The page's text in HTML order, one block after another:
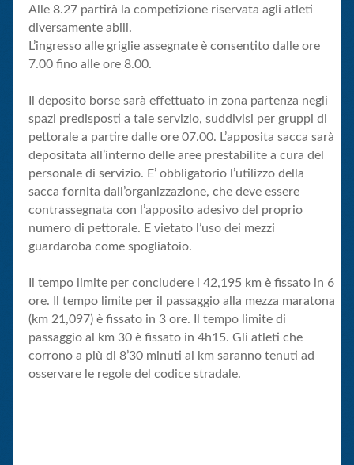
Alle 8.27 partirà la competizione riservata agli atleti
diversamente abili.
L’ingresso alle griglie assegnate è consentito dalle ore
7.00 fino alle ore 8.00.
Il deposito borse sarà effettuato in zona partenza negli
spazi predisposti a tale servizio, suddivisi per gruppi di
pettorale a partire dalle ore 07.00. L’apposita sacca sarà
depositata all’interno delle aree prestabilite a cura del
personale di servizio. E’ obbligatorio l’utilizzo della
sacca fornita dall’organizzazione, che deve essere
contrassegnata con l’apposito adesivo del proprio
numero di pettorale. E vietato l’uso dei mezzi
guardaroba come spogliatoio.
Il tempo limite per concludere i 42,195 km è fissato in 6
ore. Il tempo limite per il passaggio alla mezza maratona
(km 21,097) è fissato in 3 ore. Il tempo limite di
passaggio al km 30 è fissato in 4h15. Gli atleti che
corrono a più di 8’30 minuti al km saranno tenuti ad
osservare le regole del codice stradale.